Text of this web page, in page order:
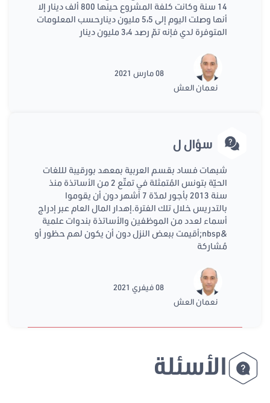
14 سنة وكانت كلفة المشروع حينها 800 ألف دينار إلا
أنها وصلت اليوم إلى 5،5 مليون دينارحسب المعلومات
المتوفرة لدي فإنه تمّ رصد 3،4 مليون دينار
نعمان العش
08 مارس 2021
سؤال ل
شبهات فساد بقسم العربية بمعهد بورقيبة لللغات
الحيّة بتونس المُتمثلة في تمتّع 2 من الأساتذة منذ
سنة 2013 بأجور لمدّة 7 أشهر دون أن يقوموا
بالتدريس خلال تلك الفترة.إهدار المال العام عبر إدراج
أسماء لعدد من الموظفين والأساتذة بندوات علمية
&nbsp;أقيمت ببعض النزل دون أن يكون لهم حظور أو
مُشاركة
نعمان العش
08 فيفري 2021
الأسئلة